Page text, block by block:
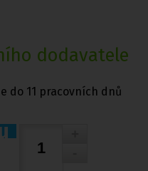
dodavatele
do 11 pracovních dnů